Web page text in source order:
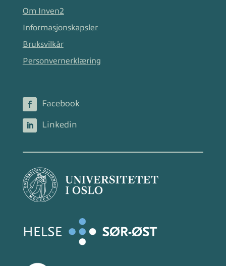
Om Inven2
Informasjonskapsler
Bruksvilkår
Personvernerklæring